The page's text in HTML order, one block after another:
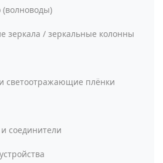
(волноводы)
зеркала / зеркальные колонны
светоотражающие плёнки
соединители